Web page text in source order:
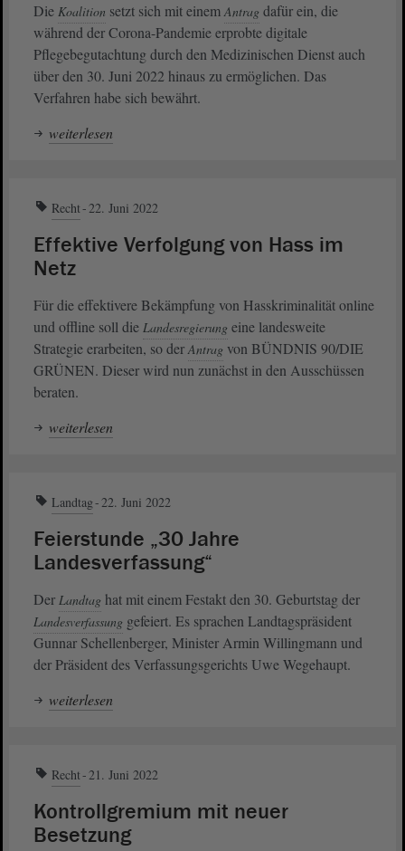
Die Koalition setzt sich mit einem Antrag dafür ein, die
während der Corona-Pandemie erprobte digitale
Pflegebegutachtung durch den Medizinischen Dienst auch
über den 30. Juni 2022 hinaus zu ermöglichen. Das
Verfahren habe sich bewährt.
weiterlesen
Recht 22. Juni 2022
Effektive Verfolgung von Hass im
Netz
Für die effektivere Bekämpfung von Hasskriminalität online
und offline soll die Landesregierung eine landesweite
Strategie erarbeiten, so der Antrag von BÜNDNIS 90/DIE
GRÜNEN. Dieser wird nun zunächst in den Ausschüssen
beraten.
weiterlesen
Landtag 22. Juni 2022
Feierstunde „30 Jahre
Landesverfassung“
Der Landtag hat mit einem Festakt den 30. Geburtstag der
Landesverfassung gefeiert. Es sprachen Landtagspräsident
Gunnar Schellenberger, Minister Armin Willingmann und
der Präsident des Verfassungsgerichts Uwe Wegehaupt.
weiterlesen
Recht 21. Juni 2022
Kontrollgremium mit neuer
Besetzung